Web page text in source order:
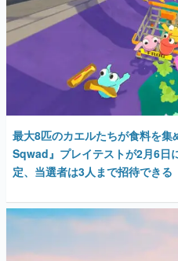
最大8匹のカエルたちが食料を
Sqwad』プレイテストが2月6日
定、当選者は3人まで招待できる